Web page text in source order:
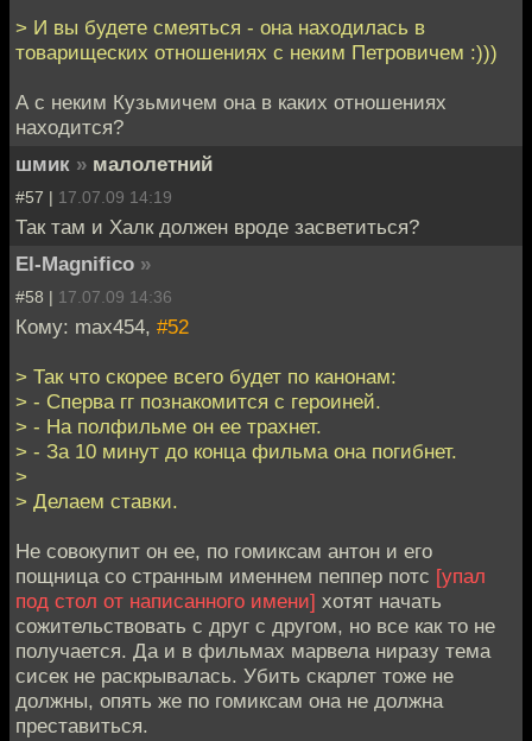
> И вы будете смеяться - она находилась в
товарищеских отношениях с неким Петровичем :)))
А с неким Кузьмичем она в каких отношениях
находится?
шмик » малолетний
#57 | 17.07.09 14:19
Так там и Халк должен вроде засветиться?
El-Magnifico »
#58 | 17.07.09 14:36
Кому: max454, #52
> Так что скорее всего будет по канонам:
> - Сперва гг познакомится с героиней.
> - На полфильме он ее трахнет.
> - За 10 минут до конца фильма она погибнет.
>
> Делаем ставки.
Не совокупит он ее, по гомиксам антон и его
пощница со странным именнем пеппер потс [упал
под стол от написанного имени] хотят начать
сожительствовать с друг с другом, но все как то не
получается. Да и в фильмах марвела ниразу тема
сисек не раскрывалась. Убить скарлет тоже не
должны, опять же по гомиксам она не должна
преставиться.